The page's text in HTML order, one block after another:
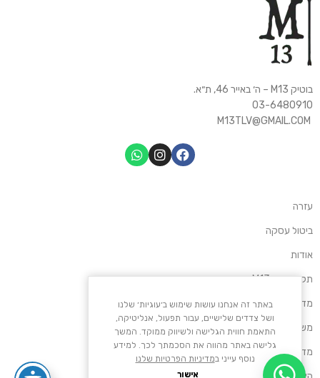
בוטיק M13 – ה׳ באייר 46, ת״א.
03-6480910
עזרה
ביטול עסקה
אודות
תקנון אתר M13
מדיניות החזרות
משלוחים ותשלומים
מדיניות פרטיות
באתר זה אנחנו עושות שימוש ב׳עוגיות׳ שלנו
ושל צדדים שלישיים, עבור תפעול, אנליטיקה,
התאמת חווית הגלישה ולשיווק ממוקד. המשך
גלישה באתר מהווה את הסכמתך לכך. למידע
נוסף עייני במדיניות הפרטיות שלנו
אישור